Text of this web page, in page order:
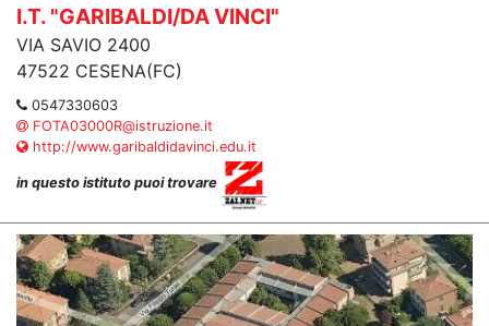
I.T. "GARIBALDI/DA VINCI"
VIA SAVIO 2400
47522 CESENA(FC)
0547330603
FOTA03000R@istruzione.it
http://www.garibaldidavinci.edu.it
in questo istituto puoi trovare